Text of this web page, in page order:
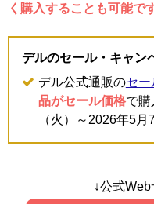
く購入することも可能で
デルのセール・キャン
デル公式通販のセー
品がセール価格で購
（火）～2026年5
↓公式